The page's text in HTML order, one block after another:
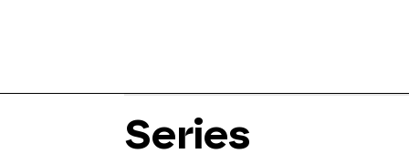
Series